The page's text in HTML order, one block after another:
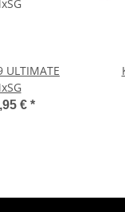
ULTIMATE
€ *